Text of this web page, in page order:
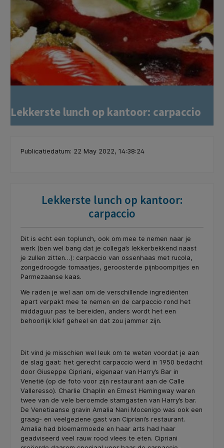
Lekkerste lunch op kantoor: carpaccio
Publicatiedatum: 22 May 2022, 14:38:24
Lekkerste lunch op kantoor:
carpaccio
Dit is echt een toplunch, ook om mee te nemen naar je
werk (ben wel bang dat je collega’s lekkerbekkend naast
je zullen zitten…): carpaccio van ossenhaas met rucola,
zongedroogde tomaatjes, geroosterde pijnboompitjes en
Parmezaanse kaas.
We raden je wel aan om de verschillende ingrediënten
apart verpakt mee te nemen en de carpaccio rond het
middaguur pas te bereiden, anders wordt het een
behoorlijk klef geheel en dat zou jammer zijn.
Dit vind je misschien wel leuk om te weten voordat je aan
de slag gaat: het gerecht carpaccio werd in 1950 bedacht
door Giuseppe Cipriani, eigenaar van Harry’s Bar in
Venetië (op de foto voor zijn restaurant aan de Calle
Valleresso). Charlie Chaplin en Ernest Hemingway waren
twee van de vele beroemde stamgasten van Harry’s bar.
De Venetiaanse gravin Amalia Nani Mocenigo was ook een
graag- en veelgeziene gast van Cipriani’s restaurant.
Amalia had bloemarmoede en haar arts had haar
geadviseerd veel rauw rood vlees te eten. Cipriani